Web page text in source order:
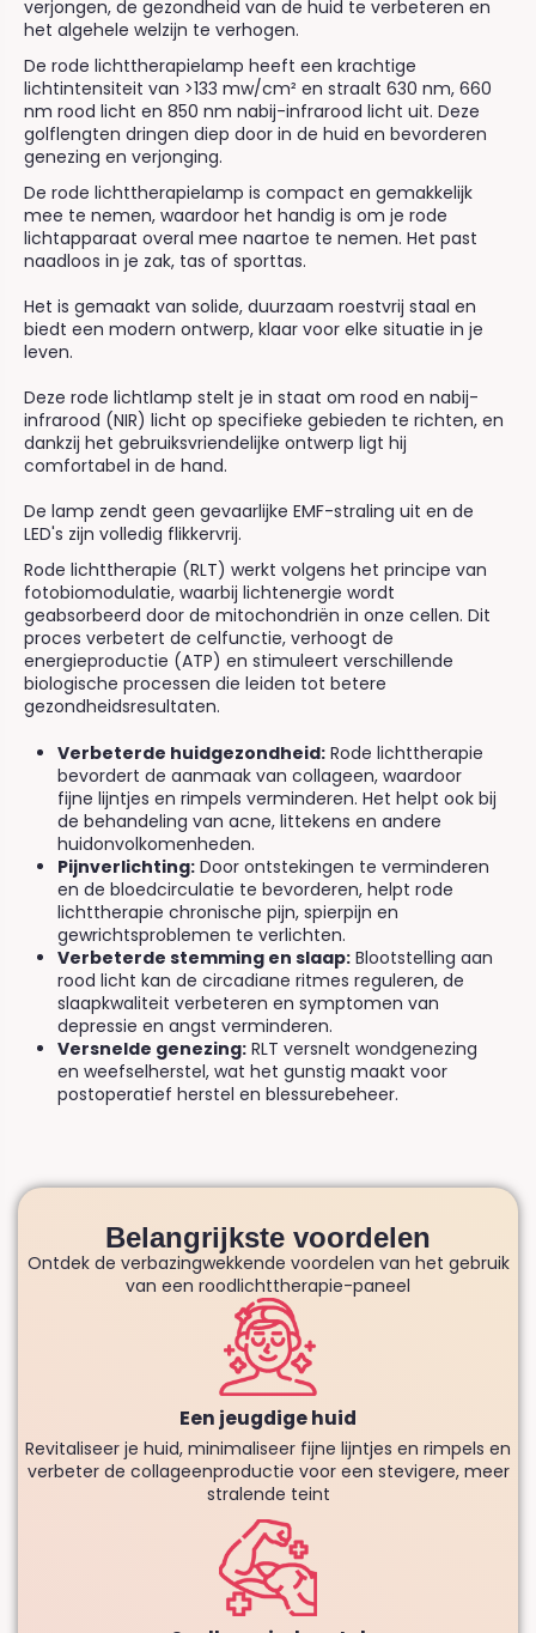
verjongen, de gezondheid van de huid te verbeteren en
het algehele welzijn te verhogen.
De rode lichttherapielamp heeft een krachtige
lichtintensiteit van >133 mw/cm² en straalt 630 nm, 660
nm rood licht en 850 nm nabij-infrarood licht uit. Deze
golflengten dringen diep door in de huid en bevorderen
genezing en verjonging.
De rode lichttherapielamp is compact en gemakkelijk
mee te nemen, waardoor het handig is om je rode
lichtapparaat overal mee naartoe te nemen. Het past
naadloos in je zak, tas of sporttas.
Het is gemaakt van solide, duurzaam roestvrij staal en
biedt een modern ontwerp, klaar voor elke situatie in je
leven.
Deze rode lichtlamp stelt je in staat om rood en nabij-
infrarood (NIR) licht op specifieke gebieden te richten, en
dankzij het gebruiksvriendelijke ontwerp ligt hij
comfortabel in de hand.
De lamp zendt geen gevaarlijke EMF-straling uit en de
LED's zijn volledig flikkervrij.
Rode lichttherapie (RLT) werkt volgens het principe van
fotobiomodulatie, waarbij lichtenergie wordt
geabsorbeerd door de mitochondriën in onze cellen. Dit
proces verbetert de celfunctie, verhoogt de
energieproductie (ATP) en stimuleert verschillende
biologische processen die leiden tot betere
gezondheidsresultaten.
Verbeterde huidgezondheid: Rode lichttherapie
bevordert de aanmaak van collageen, waardoor
fijne lijntjes en rimpels verminderen. Het helpt ook bij
de behandeling van acne, littekens en andere
huidonvolkomenheden.
Pijnverlichting: Door ontstekingen te verminderen
en de bloedcirculatie te bevorderen, helpt rode
lichttherapie chronische pijn, spierpijn en
gewrichtsproblemen te verlichten.
Verbeterde stemming en slaap: Blootstelling aan
rood licht kan de circadiane ritmes reguleren, de
slaapkwaliteit verbeteren en symptomen van
depressie en angst verminderen.
Versnelde genezing: RLT versnelt wondgenezing
en weefselherstel, wat het gunstig maakt voor
postoperatief herstel en blessurebeheer.
Belangrijkste voordelen
Ontdek de verbazingwekkende voordelen van het gebruik
van een roodlichttherapie-paneel
Een jeugdige huid
Revitaliseer je huid, minimaliseer fijne lijntjes en rimpels en
verbeter de collageenproductie voor een stevigere, meer
stralende teint